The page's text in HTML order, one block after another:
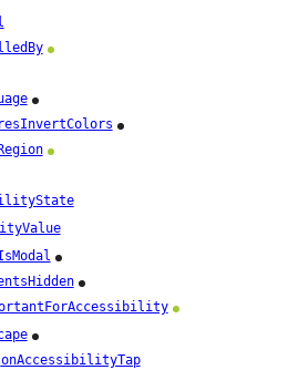
Android
iOS
iOS
Android
iOS
iOS
Android
iOS
onAccessibilityTap